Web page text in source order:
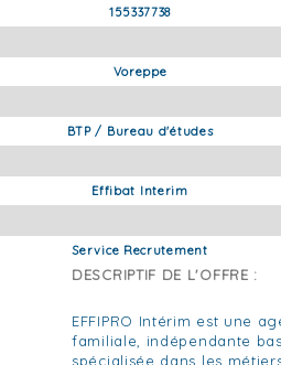
155337738
Voreppe
BTP / Bureau d'études
Effibat Interim
Service Recrutement
DESCRIPTIF DE L'OFFRE :
EFFIPRO Intérim est une
familiale, indépendante
spécialisée dans les